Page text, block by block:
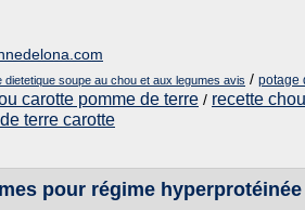
dietetique soupe au chou et aux legumes avis / potage
carotte pomme de terre / recette
terre carotte
pour régime